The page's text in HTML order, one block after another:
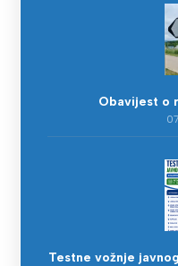
Obavijest o
Testne vožnje